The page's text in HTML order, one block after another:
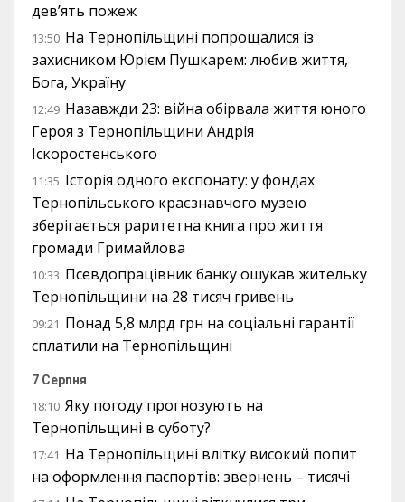
дев’ять пожеж
13:50 На Тернопільщині попрощалися із
захисником Юрієм Пушкарем: любив життя,
Бога, Україну
12:49 Назавжди 23: війна обірвала життя юного
Героя з Тернопільщини Андрія
Іскоростенського
11:35 Історія одного експонату: у фондах
Тернопільського краєзнавчого музею
зберігається раритетна книга про життя
громади Гримайлова
10:33 Псевдопрацівник банку ошукав жительку
Тернопільщини на 28 тисяч гривень
09:21 Понад 5,8 млрд грн на соціальні гарантії
сплатили на Тернопільщині
7 Серпня
18:10 Яку погоду прогнозують на
Тернопільщині в суботу?
17:41 На Тернопільщині влітку високий попит
на оформлення паспортів: звернень – тисячі